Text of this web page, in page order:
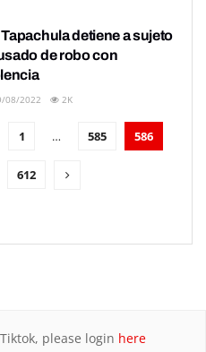
detiene a sujeto
de robo con
08/2022 2K
1 … 585 586
612
please login here